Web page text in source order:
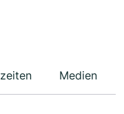
Medien